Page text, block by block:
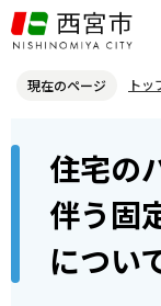
こ
の
ジ
す
現在のページ トッ
住宅のバリアフリー
ら
住宅の
伴う固
につい